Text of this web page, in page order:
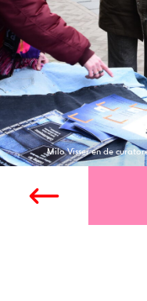
Milo Visser en de